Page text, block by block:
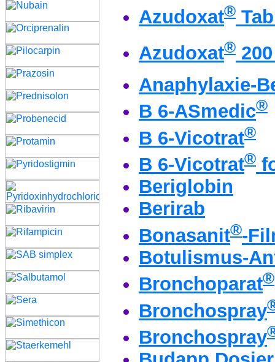
Azudoxat®
Azudoxat®
Anaphylaxie-
B 6-ASmedic®
B 6-Vicotrat®
B 6-Vicotrat®
Beriglobin
Berirab
Bonasanit®-
Botulismus-
Bronchoparat®
Bronchospray
Bronchospray